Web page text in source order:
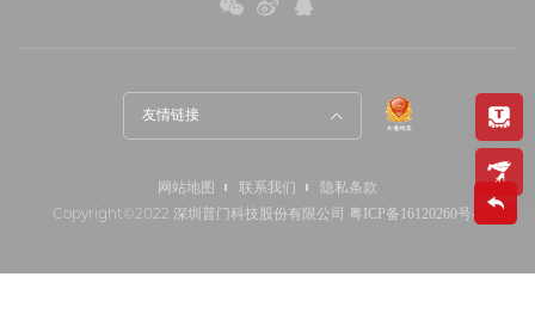
网站地图 联系我们
隐私条款
Copyright©2022 深圳普门科技股份有限公司 粤ICP备16120260号-1
友情链接